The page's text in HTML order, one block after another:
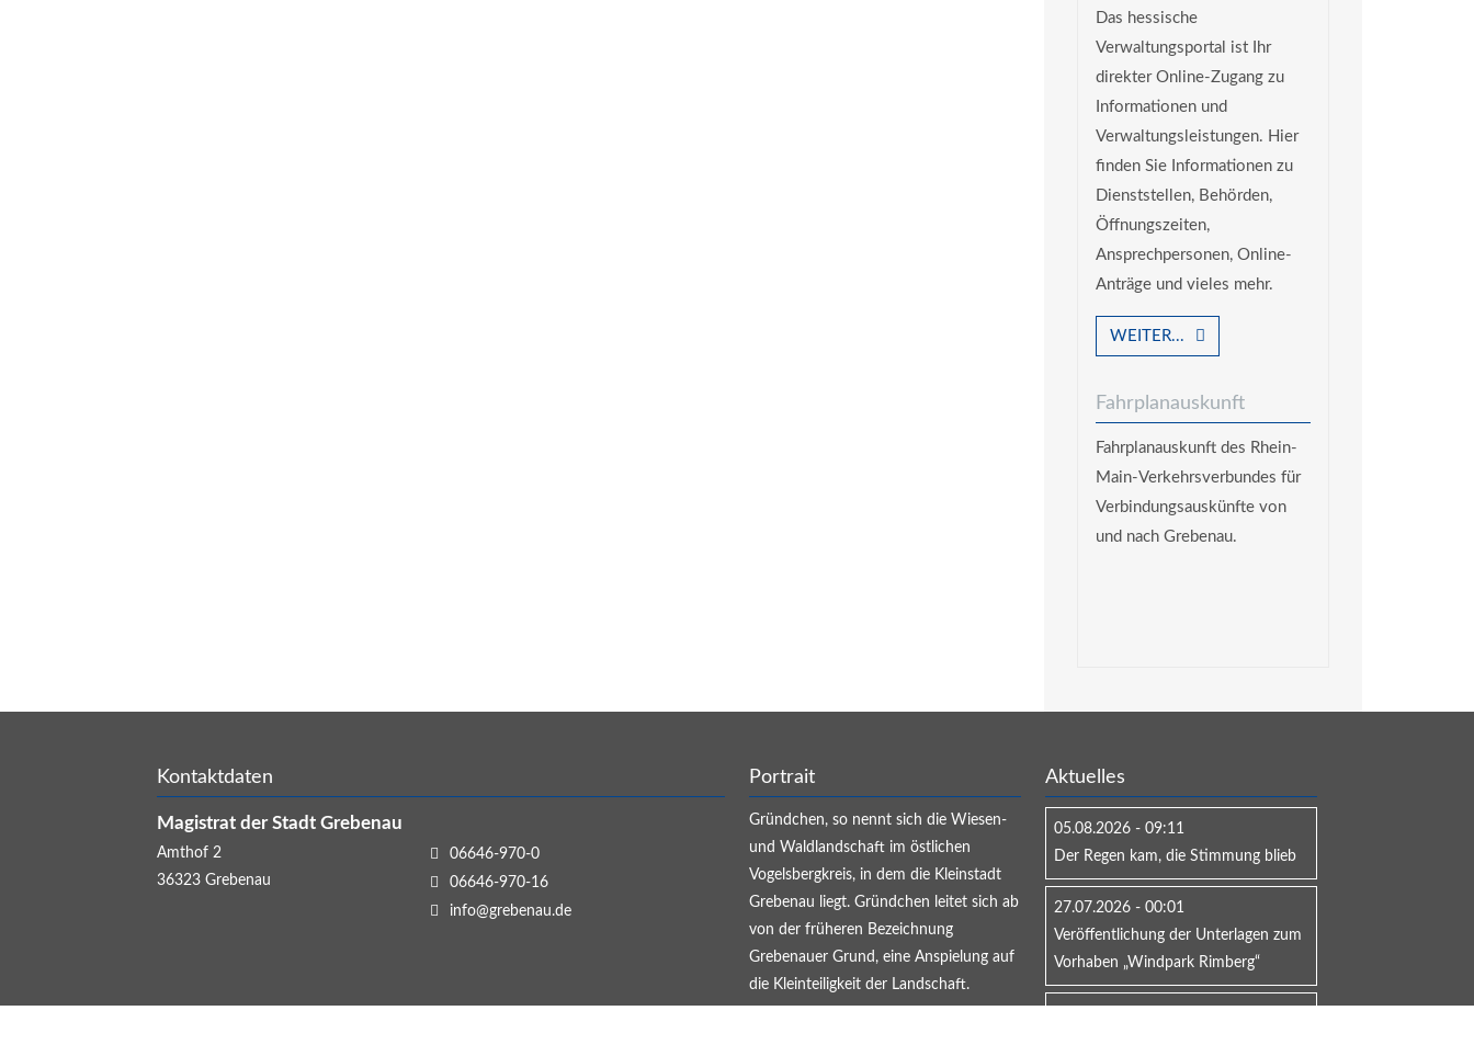
Das hessische
Verwaltungsportal ist Ihr
direkter Online-Zugang zu
Informationen und
Verwaltungsleistungen. Hier
finden Sie Informationen zu
Dienststellen, Behörden,
Öffnungszeiten,
Ansprechpersonen, Online-
Anträge und vieles mehr.
WEITER...
Fahrplanauskunft
Fahrplanauskunft des Rhein-
Main-Verkehrsverbundes für
Verbindungsauskünfte von
und nach Grebenau.
Kontaktdaten
Magistrat der Stadt Grebenau
Amthof 2
36323 Grebenau
06646-970-0
06646-970-16
info@grebenau.de
Portrait
Gründchen, so nennt sich die Wiesen-
und Waldlandschaft im östlichen
Vogelsbergkreis, in dem die Kleinstadt
Grebenau liegt. Gründchen leitet sich ab
von der früheren Bezeichnung
Grebenauer Grund, eine Anspielung auf
die Kleinteiligkeit der Landschaft.
Aktuelles
05.08.2026 - 09:11
Der Regen kam, die Stimmung blieb
27.07.2026 - 00:01
Veröffentlichung der Unterlagen zum
Vorhaben „Windpark Rimberg“